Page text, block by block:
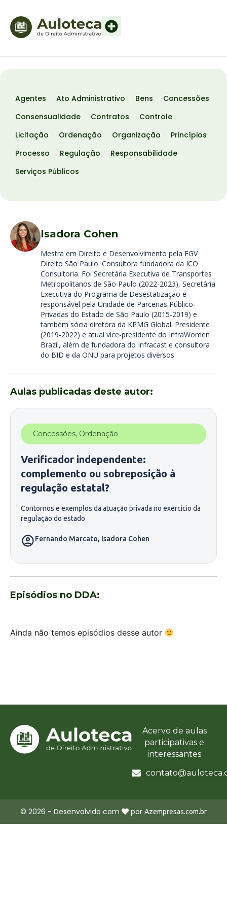
Agentes Ato Administrativo Bens
Concessões
Consensualidade
Contratos
Controle
Licitação
Ordenação Organização
Princípios
Processo
Regulação
Responsabilidade
Serviços Públicos
Isadora Cohen
Mestra em Direito e Desenvolvimento pela FGV
Direito São Paulo. Consultora fundadora da ICO
Consultoria. Foi Secretária Executiva de Transportes
Metropolitanos de São Paulo (2022-2023), Secretária
Executiva do Programa de Desestatização e
responsável pela Unidade de Parcerias Público-
Privadas do Estado de São Paulo (2015-2019) e
também sócia diretora da KPMG Global. Presidente
(2019-2022) e atual vice-presidente do InfraWomen
Brazil, além de fundadora do Infracast e consultora
do BID e da ONU para projetos diversos.
Aulas publicadas deste autor:
Concessões, Ordenação
Verificador independente:
complemento ou sobreposição à
regulação estatal?
Contornos e exemplos da atuação privada no exercício da
regulação do estado
Fernando Marcato, Isadora Cohen
Episódios no DDA:
Ainda não temos episódios desse autor
Acervo de aulas
participativas e
interessantes
© 2026 - Desenvolvido com por Azempresas.com.br